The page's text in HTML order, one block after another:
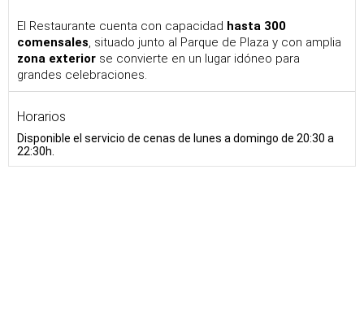
El Restaurante cuenta con capacidad hasta 300
comensales, situado junto al Parque de Plaza y con amplia
zona exterior se convierte en un lugar idóneo para
grandes celebraciones.
Horarios
Disponible el servicio de cenas de lunes a domingo de 20:30 a
22:30h.